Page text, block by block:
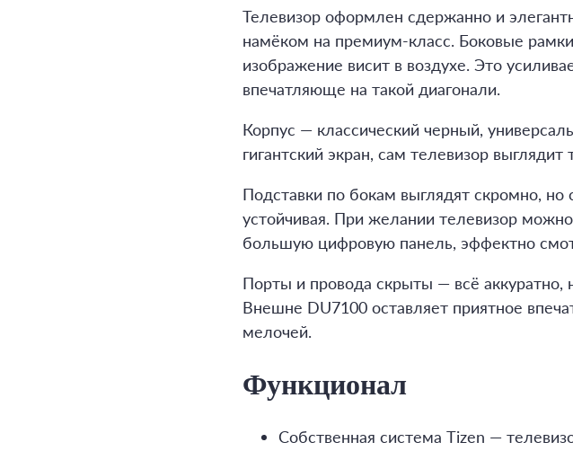
Телевизор оформлен сдержанно и
намёком на премиум-класс. Боковые
изображение висит в воздухе. Это
впечатляюще на такой диагонали.
Корпус — классический черный,
гигантский экран, сам телевизор
Подставки по бокам выглядят скромно, но
устойчивая. При желании телевизор
большую цифровую панель, эффектно
Порты и провода скрыты — всё аккуратно,
Внешне DU7100 оставляет приятное
мелочей.
Функционал
Собственная система Tizen —